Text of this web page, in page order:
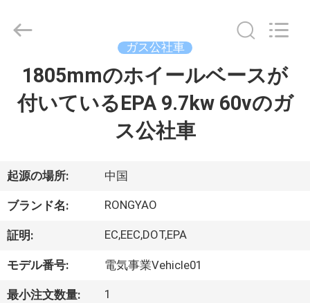
ダ
ク
ト
私
Shanghai
Rongyao
ガス公社車
1805mmのホイールベースが
付いているEPA 9.7kw 60vのガ
ス公社車
起源の場所: 中国
ブランド名: RONGYAO
証明: EC,EEC,DOT,EPA
モデル番号: 電気事業Vehicle01
最小注文数量: 1